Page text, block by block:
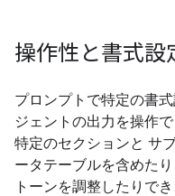
操作性と書式設
プロンプトで特定の書
ジェントの出力を操作
特定のセクションと サ
ータテーブルを含めた
トーンを調整したりで